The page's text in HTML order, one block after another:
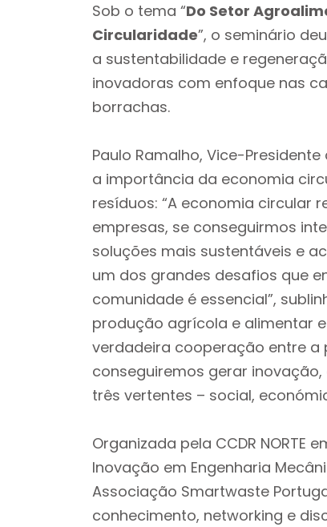
Sob o tema “Do Setor
Circularidade”, o seminário
a sustentabilidade e
inovadoras com enfoque nas
borrachas.
Paulo Ramalho, Vice-
a importância da economia
resíduos: “A economia circular
empresas, se conseguirmos
soluções mais sustentáveis e
um dos grandes desafios que
comunidade é essencial”,
produção agrícola e alimentar
verdadeira cooperação entre
conseguiremos gerar
três vertentes – social,
Organizada pela CCDR NORTE
Inovação em Engenharia
Associação Smartwaste
conhecimento, networking e